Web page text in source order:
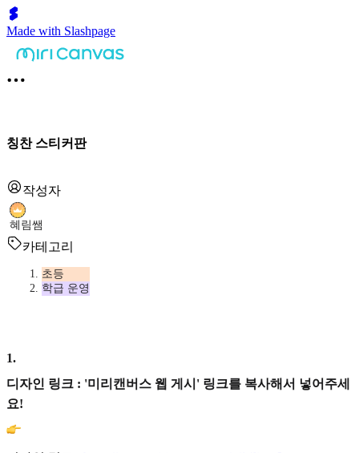
Made with Slashpage
칭찬 스티커판
작성자
혜림쌤
카테고리
초등
학급 운영
1.
디자인 링크 : '미리캔버스 웹 게시' 링크를 복사해서 넣어주세
요!